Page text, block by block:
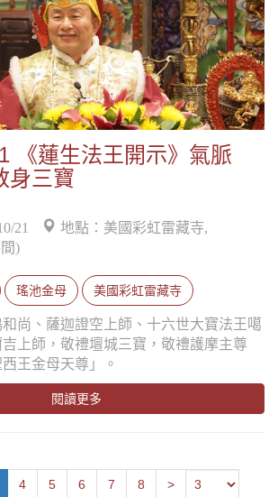
《蓮生法王開示》氣脈
身三寶
21
地點：美國彩虹雷藏寺,
)
瑤池金母 美國彩虹雷藏寺
尚、薩迦證空上師、十六世大寶法王噶
上師，敬禮壇城三寶，敬禮護摩主尊
西王金母天尊」。
閱讀更多
4 5 6 7 8 >Previous